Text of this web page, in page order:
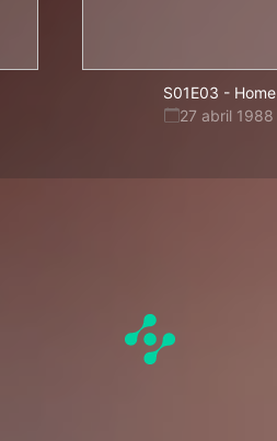
S01E03 - Home
27 abril 1988